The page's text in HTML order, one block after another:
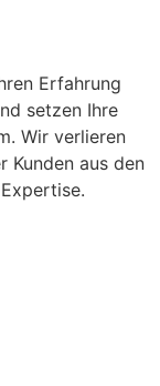
Erfahrung
setzen Ihre
Wir verlieren
Kunden aus den